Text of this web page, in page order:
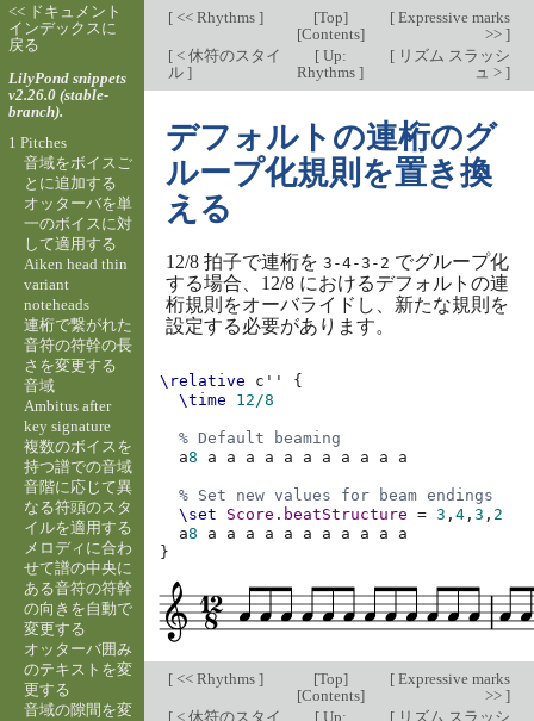
[<< Rhythms ] [Top]
[Contents]
[Expressive marks
>> ]
[< 休符のスタイ
ル ]
[Up:
Rhythms]
[リズム スラッシ
ュ > ]
デフォルトの連桁のグ
ループ化規則を置き換
える
12/8 拍子で連桁を 3-4-3-2 でグループ化
する場合、12/8 におけるデフォルトの連
桁規則をオーバライドし、新たな規則を
設定する必要があります。
\relative c''
{
\time
12/8
% Default beaming
a8 a a a a a a a a a a a
% Set new values for beam endings
\set
Score . beatStructure = 3 ,4 ,3 , 2
a8 a a a a a a a a a a
a
}
[<< Rhythms ] [Top]
[Contents]
[Expressive marks
>> ]
[< 休符のスタイ
[Up:
[リズム スラッシ
<< ドキュメント
インデックスに
戻る
LilyPond snippets
v2.26.0 (stable-
branch).
1 Pitches
音域をボイスご
とに追加する
オッターバを単
一のボイスに対
して適用する
Aiken head thin
variant
noteheads
連桁で繋がれた
音符の符幹の長
さを変更する
音域
Ambitus after
key signature
複数のボイスを
持つ譜での音域
音階に応じて異
なる符頭のスタ
イルを適用する
メロディに合わ
せて譜の中央に
ある音符の符幹
の向きを自動で
変更する
オッターバ囲み
のテキストを変
更する
音域の隙間を変